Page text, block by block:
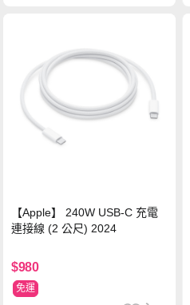
【Apple】 240W USB-C 充電
連接線 (2 公尺) 2024
$980
免運